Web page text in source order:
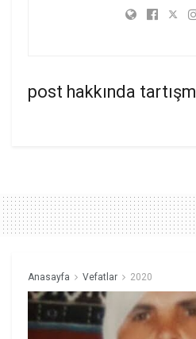
post hakkında
Anasayfa Vefatlar 2020